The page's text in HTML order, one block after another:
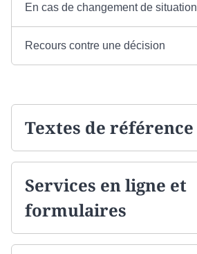
En cas de changement de situation
Recours contre une décision
Textes de référence
Services en ligne et
formulaires